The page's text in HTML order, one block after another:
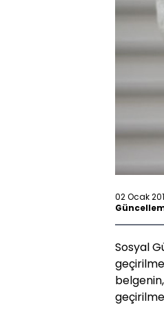
02 Ocak
Sosyal